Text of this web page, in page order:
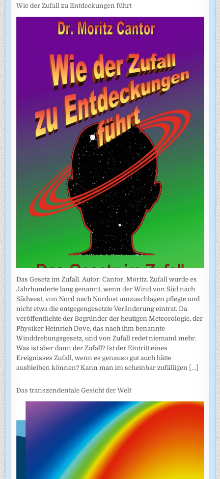
Wie der Zufall zu Entdeckungen führt
Das Gesetz im Zufall. Autor: Cantor, Moritz. Zufall wurde es
Jahrhunderte lang genannt, wenn der Wind von Süd nach
Südwest, von Nord nach Nordost umzuschlagen pflegte und
nicht etwa die entgegengesetzte Veränderung eintrat. Da
veröffentlichte der Begründer der heutigen Meteorologie, der
Physiker Heinrich Dove, das nach ihm benannte
Winddrehungsgesetz, und von Zufall redet niemand mehr.
Was ist aber dann der Zufall? Ist der Eintritt eines
Ereignisses Zufall, wenn es genauso gut auch hätte
ausbleiben können? Kann man im scheinbar zufälligen [...]
Das transzendentale Gesicht der Welt